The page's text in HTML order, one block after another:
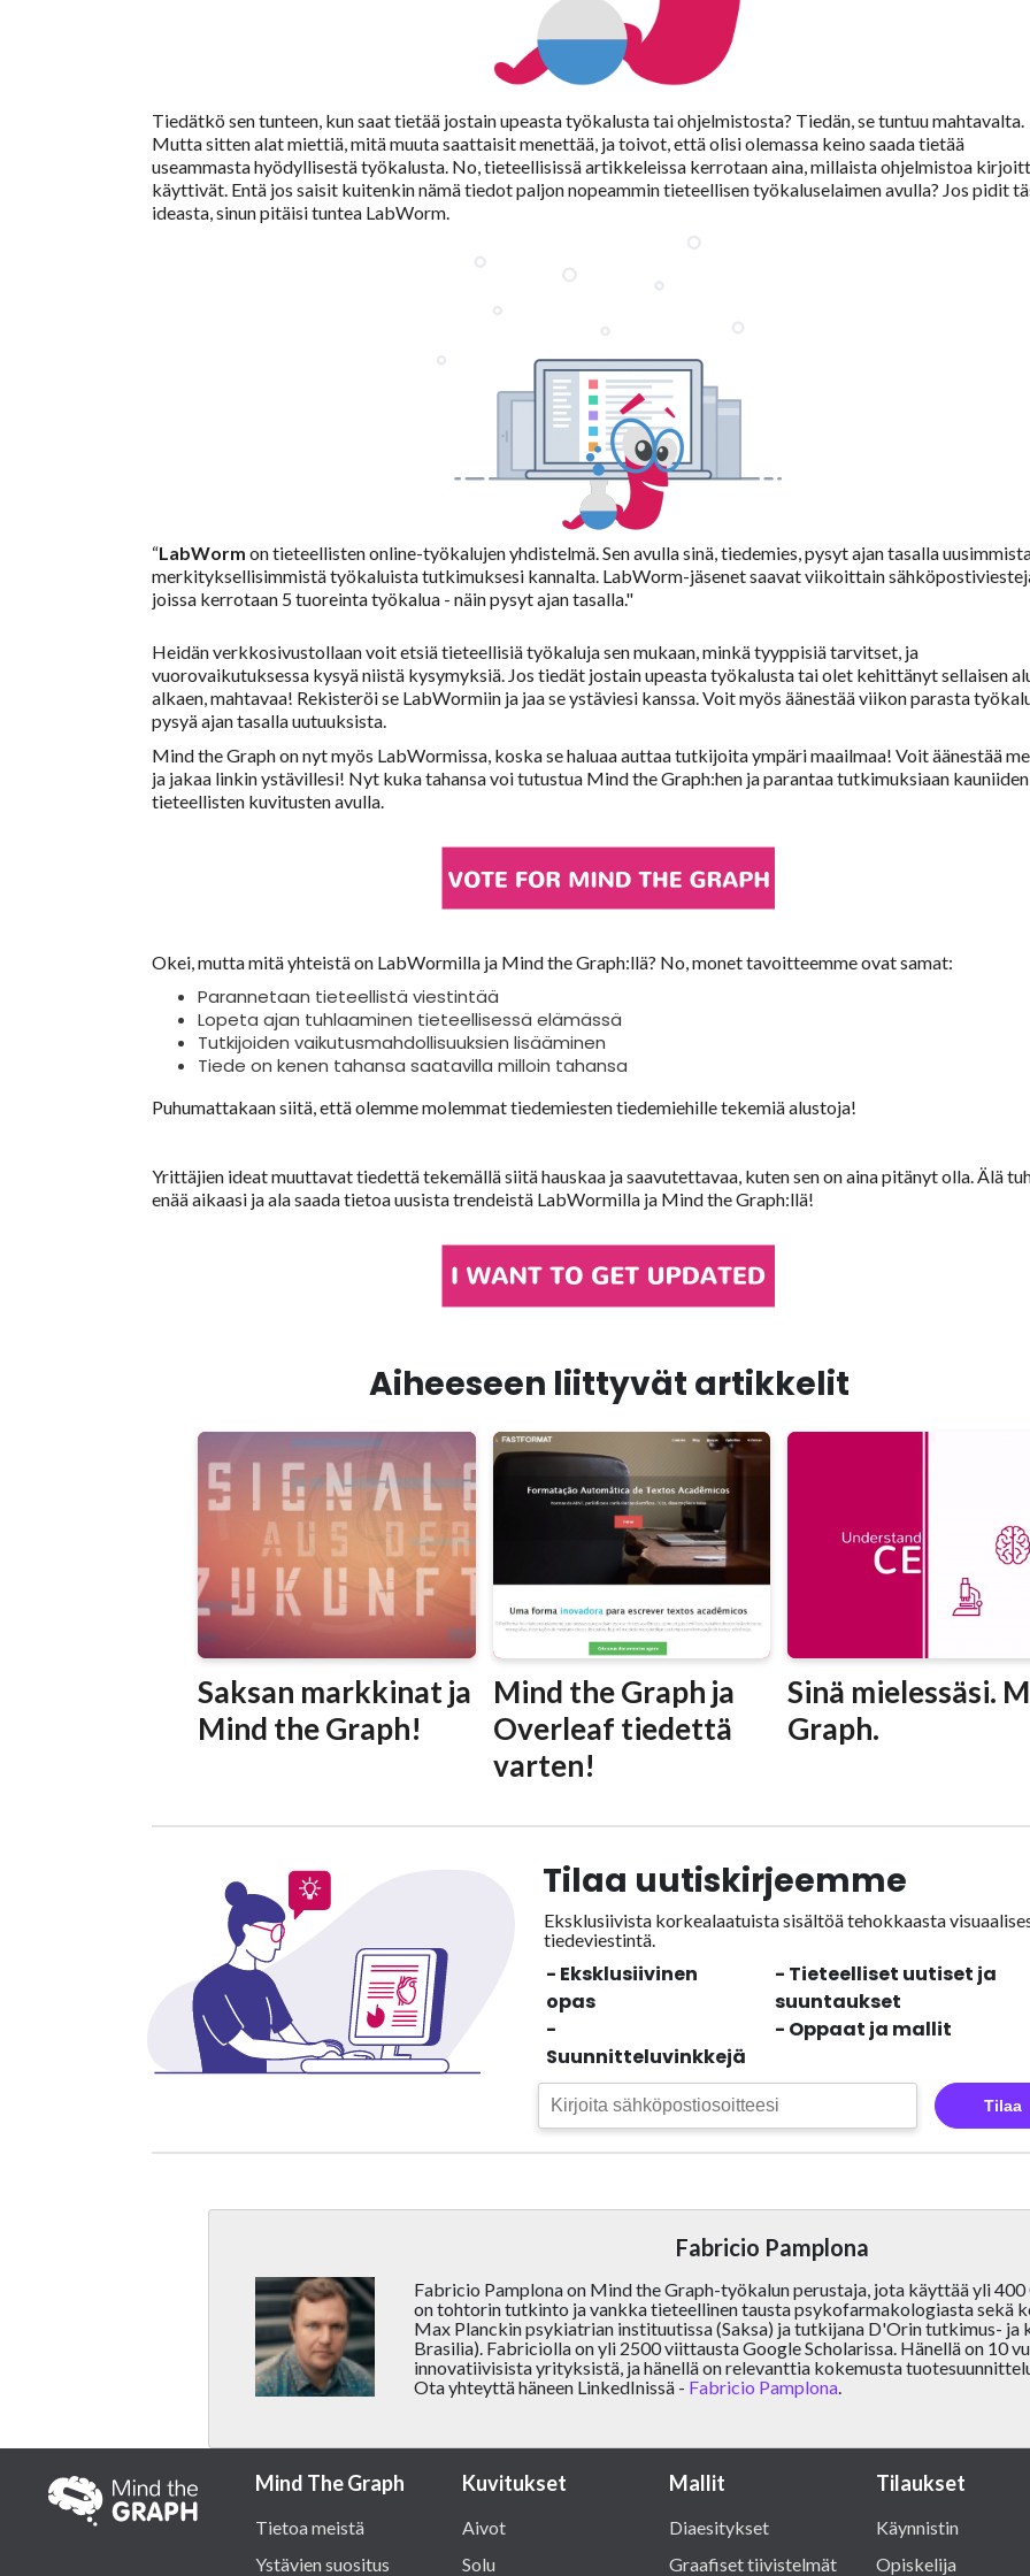
Tiedätkö sen tunteen, kun saat tietää jostain upeasta työkalusta tai ohjelmistosta? Tiedän, se tuntuu mahtavalta.
Mutta sitten alat miettiä, mitä muuta saattaisit menettää, ja toivot, että olisi olemassa keino saada tietää
useammasta hyödyllisestä työkalusta. No, tieteellisissä artikkeleissa kerrotaan aina, millaista ohjelmistoa
käyttivät. Entä jos saisit kuitenkin nämä tiedot paljon nopeammin tieteellisen työkaluselaimen avulla? Jos pidit
ideasta, sinun pitäisi tuntea LabWorm.
“LabWorm on tieteellisten online-työkalujen yhdistelmä. Sen avulla sinä, tiedemies, pysyt ajan tasalla
merkityksellisimmistä työkaluista tutkimuksesi kannalta. LabWorm-jäsenet saavat viikoittain
joissa kerrotaan 5 tuoreinta työkalua - näin pysyt ajan tasalla."
Heidän verkkosivustollaan voit etsiä tieteellisiä työkaluja sen mukaan, minkä tyyppisiä tarvitset, ja
vuorovaikutuksessa kysyä niistä kysymyksiä. Jos tiedät jostain upeasta työkalusta tai olet kehittänyt sellaisen
alkaen, mahtavaa! Rekisteröi se LabWormiin ja jaa se ystäviesi kanssa. Voit myös äänestää viikon parasta
pysyä ajan tasalla uutuuksista.
Mind the Graph on nyt myös LabWormissa, koska se haluaa auttaa tutkijoita ympäri maailmaa! Voit äänestää
ja jakaa linkin ystävillesi! Nyt kuka tahansa voi tutustua Mind the Graph:hen ja parantaa tutkimuksiaan kauniiden
tieteellisten kuvitusten avulla.
Okei, mutta mitä yhteistä on LabWormilla ja Mind the Graph:llä? No, monet tavoitteemme ovat samat:
Parannetaan tieteellistä viestintää
Lopeta ajan tuhlaaminen tieteellisessä elämässä
Tutkijoiden vaikutusmahdollisuuksien lisääminen
Tiede on kenen tahansa saatavilla milloin tahansa
Puhumattakaan siitä, että olemme molemmat tiedemiesten tiedemiehille tekemiä alustoja!
Yrittäjien ideat muuttavat tiedettä tekemällä siitä hauskaa ja saavutettavaa, kuten sen on aina pitänyt olla. Älä
enää aikaasi ja ala saada tietoa uusista trendeistä LabWormilla ja Mind the Graph:llä!
Aiheeseen liittyvät artikkelit
Saksan markkinat ja
Mind the Graph!
Mind the Graph ja
Overleaf tiedettä
varten!
Sinä mielessäsi.
Graph.
Tilaa uutiskirjeemme
Eksklusiivista korkealaatuista sisältöä tehokkaasta
tiedeviestintä.
- Eksklusiivinen
opas
-
Suunnitteluvinkkejä
- Tieteelliset uutiset ja
suuntaukset
- Oppaat ja mallit
Tilaa
Fabricio Pamplona
Fabricio Pamplona on Mind the Graph-työkalun perustaja, jota käyttää yli
on tohtorin tutkinto ja vankka tieteellinen tausta psykofarmakologiasta sekä
Max Planckin psykiatrian instituutissa (Saksa) ja tutkijana D'Orin tutkimus- ja
Brasilia). Fabriciolla on yli 2500 viittausta Google Scholarissa. Hänellä on 10
innovatiivisista yrityksistä, ja hänellä on relevanttia kokemusta
Ota yhteyttä häneen LinkedInissä - Fabricio Pamplona.
Mind The Graph
Tietoa meistä
Ystävien suositus
Kuvitukset
Aivot
Solu
Mallit
Diaesitykset
Graafiset tiivistelmät
Tilaukset
Käynnistin
Opiskelija